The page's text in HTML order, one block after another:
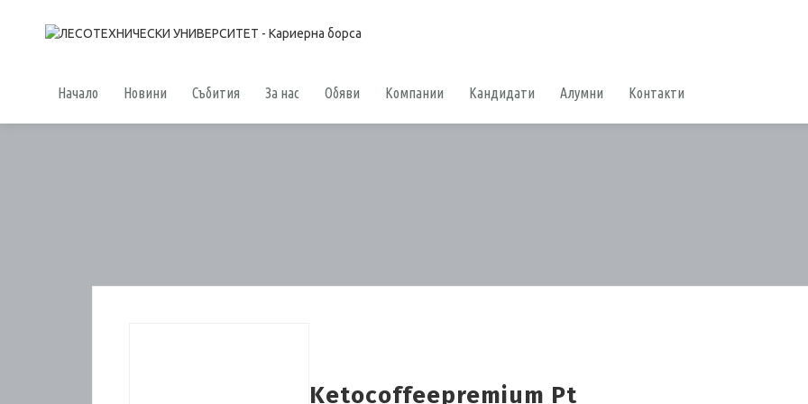
Начало Новини Събития За нас Обяви Компании Кандидати Алумни Контакти
Ketocoffeepremium Pt